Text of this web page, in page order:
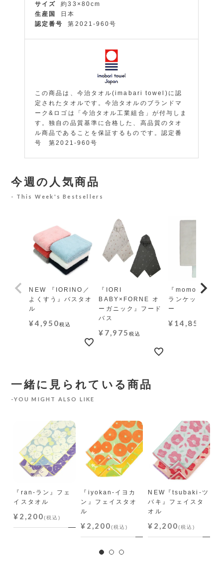
サイズ
約33×80cm
生産国
日本
認定番号
第2021-960号
この商品は、今治タオル(imabari towel)に認
定されたタオルです。今治タオルのブランドマ
ーク&ロゴは「今治タオル工業組合」が付与しま
す。独自の品質基準に合格した、高品質のタオ
ル商品であることを保証するものです。認定番
号 第2021-960号
今週の人気商品
This Week's Bestsellers
NEW 『IORINO／
よくすう』バスタオ
ル
¥4,950税込
『IORI
BABY×FORNE オ
ーガニック』フード
バス
¥ 7,975税込
『momo-モモ』
ランケット レギ
ー
¥ 14,850
一緒に見られている商品
YOU MIGHT ALSO LIKE
『ran-ラン』フェ
イスタオル
¥2,200(税込)
『iyokan-イヨカ
ン』フェイスタオ
ル
¥2,200(税込)
NEW『tsubaki-ツ
バキ』フェイスタ
オル
¥2,200(税込)